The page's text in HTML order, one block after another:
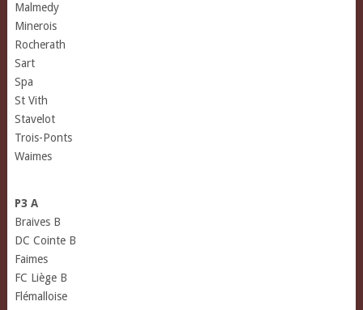
Malmedy
Minerois
Rocherath
Sart
Spa
St Vith
Stavelot
Trois-Ponts
Waimes
P3 A
Braives B
DC Cointe B
Faimes
FC Liège B
Flémalloise